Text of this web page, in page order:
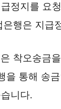
정지를 요
은행은 지급
착오송금
을 통해 송
니다.